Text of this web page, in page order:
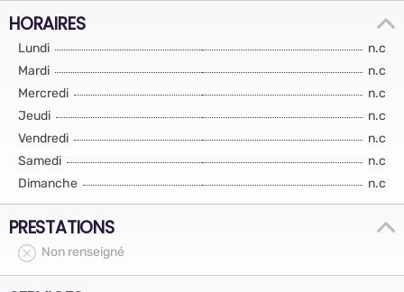
HORAIRES
Lundi
n.c
Mardi
n.c
Mercredi
n.c
Jeudi
n.c
Vendredi
n.c
Samedi
n.c
Dimanche
n.c
PRESTATIONS
Non renseigné